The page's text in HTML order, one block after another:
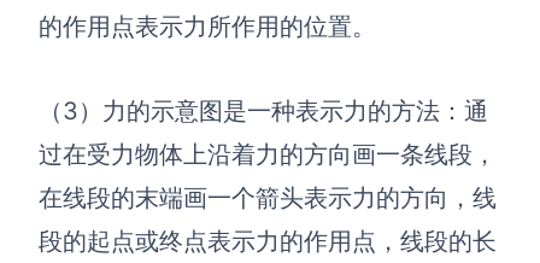
AI生成价值链
数据分析与策略
AI生成用户画像
AI生成Smart分析
AI生成波士顿矩阵
智能创作
AI生成PPT
AI生成图片
AI写作
的作用点表示力所作用的位置。
（3） 力的示意图是一种表示力的方法： 通
过在受力物体上沿着力的方向画一条线段，
在线段的末端画一个箭头表示力的方向，线
段的起点或终点表示力的作用点，线段的长